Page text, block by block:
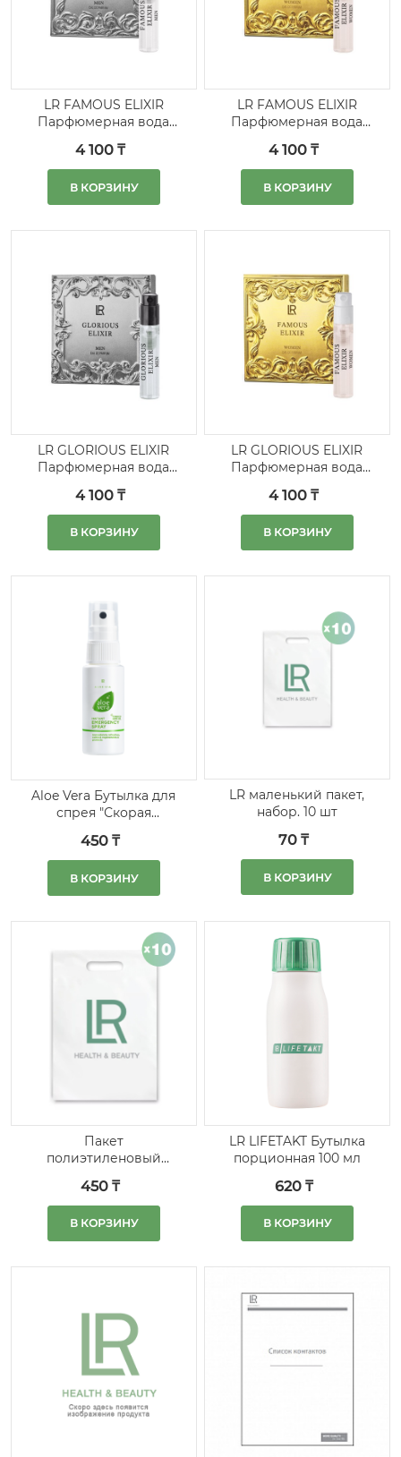
LR FAMOUS ELIXIR
Парфюмерная вода
5 шт.
4 100 ₸
В КОРЗИНУ
LR FAMOUS ELIXIR
Парфюмерная вода
5 шт.
4 100 ₸
В КОРЗИНУ
LR GLORIOUS ELIXIR
Парфюмерная вода
5 шт
4 100 ₸
В КОРЗИНУ
LR GLORIOUS ELIXIR
Парфюмерная вода
5 шт.
4 100 ₸
В КОРЗИНУ
Aloe Vera Бутылка для
спрея "Скорая
450 ₸
В КОРЗИНУ
LR маленький пакет,
набор. 10 шт
70 ₸
В КОРЗИНУ
Пакет
полиэтиленовый
логотипом LR, набор
10 шт.
450 ₸
В КОРЗИНУ
LR LIFETAKT Бутылка
порционная 100 мл
620 ₸
В КОРЗИНУ